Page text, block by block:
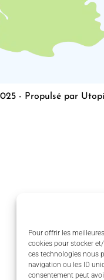
Pour offrir les
cookies pour stocker
ces technologies nous
navigation ou les ID
consentement peut
- Propulsé par